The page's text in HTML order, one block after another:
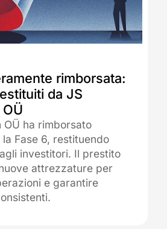
rimborsata:
da JS
OÜ ha rimborsato
Fase 6, restituendo
investitori. Il prestito
attrezzature per
e garantire